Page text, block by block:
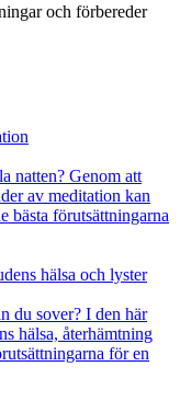
och förbereder
natten? Genom att
av meditation kan
bästa förutsättningarna
hälsa och lyster
du sover? I den här
hälsa, återhämtning
för en